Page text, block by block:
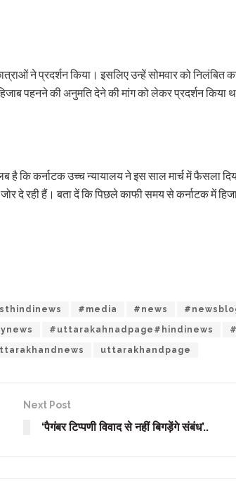
ने प्रदर्शन किया। इसलिए उन्हें सोमवार को निलंबित
पहनने की अनुमति देने की मांग को लेकर प्रदर्शन किया
कि कर्नाटक उच्च न्यायालय ने इस साल मार्च में फैसला
जोर दे रही हैं। बता दें कि पिछले काफी समय से कर्नाटक में
#media #news
#uttarakahnadpage#hindinews
uttarakhandpage
Next Post
‘पैगंबर टिप्पणी विवाद से नहीं बिगड़ेंगे संबंध’..